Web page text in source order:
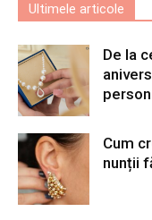
Ultimele articole
De la
Cum
nunții